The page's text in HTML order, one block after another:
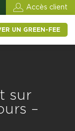
Accès client
UN GREEN-FEE
sur
–